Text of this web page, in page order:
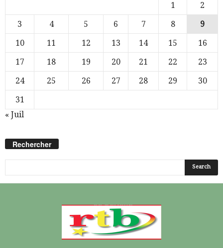
1
2
3
4 5 6 7 8
9
10
11 12 13 14 15
16
17
18 19 20 21 22
23
24
25 26 27 28 29
30
31
« Juil
Rechercher